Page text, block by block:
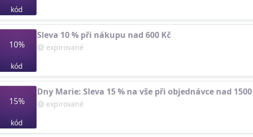
kód
10%
kód
Sleva 10 % při nákupu nad 600 Kč
expirované
15%
kód
Dny Marie: Sleva 15 % na vše při objednávce nad
expirované